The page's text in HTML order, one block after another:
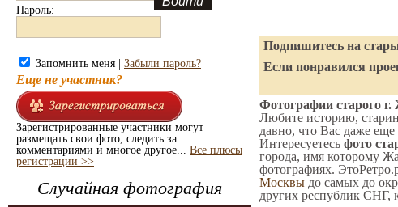
Пароль:
Запомнить меня | Забыли пароль?
Еще не участник?
Зарегистрированные участники могут
размещать свои фото, следить за
комментариями и многое другое... Все плюсы
регистрации >>
Случайная фотография
Подпишитесь на
Если понравился
Фотографии старого
Любите историю,
давно, что Вас даже
Интересуетесь фото
города, имя которому
фотографиях.
Москвы до самых до
других республик СНГ,